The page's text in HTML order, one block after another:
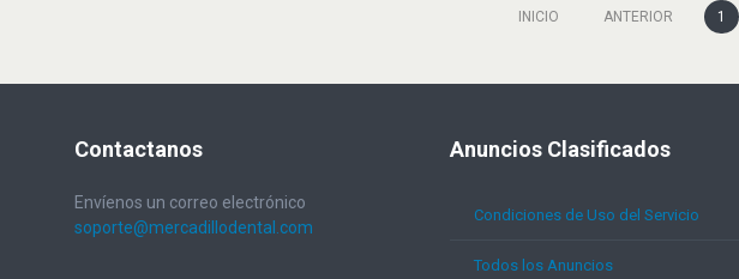
INICIO ANTERIOR 1
Contactanos
Envíenos un correo electrónico
soporte@mercadillodental.com
AnunciosClasificados
Condiciones de Uso del Servicio
Todos los Anuncios